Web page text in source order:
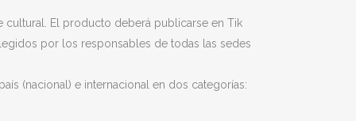
cultural. El producto deberá publicarse en Tik
por los responsables de todas las sedes
(nacional) e internacional en dos categorías: